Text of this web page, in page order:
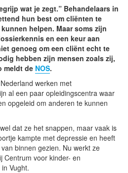
wat je zegt.” Behandelaars in
hun best om cliënten te
helpen. Maar soms zijn
en een keur aan
genoeg om een cliënt echt te
hebben zijn mensen zoals zij,
meldt de NOS.
werken met
al een paar opleidingscentra waar
opgeleid om anderen te kunnen
dat ze het snappen, maar vaak is
kampte met depressie en heeft
binnen gezien. Nu werkt ze
Centrum voor kinder- en
Vught.